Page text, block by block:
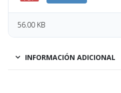
56.00 KB
INFORMACIÓN ADICIONAL